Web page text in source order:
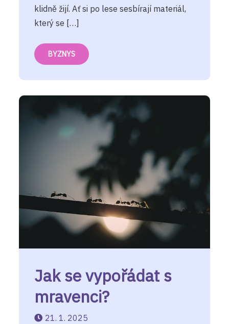
klidně žijí. Ať si po lese sesbírají materiál,
který se […]
BYZNYS
Jak se vypořádat s
mravenci?
21. 1. 2025